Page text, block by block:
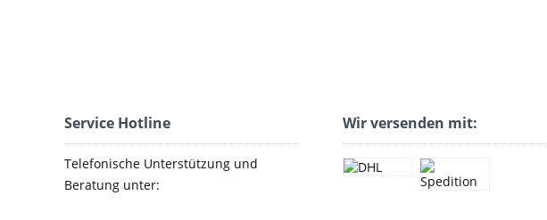
Service Hotline
Telefonische Unterstützung und
Beratung unter:
Wir versenden mit: